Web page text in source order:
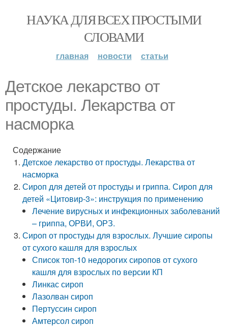
НАУКА ДЛЯ ВСЕХ ПРОСТЫМИ
СЛОВАМИ
главная новости статьи
Детское лекарство от
простуды. Лекарства от
насморка
Содержание
Детское лекарство от простуды. Лекарства от
насморка
Сироп для детей от простуды и гриппа. Сироп для
детей «Цитовир-3»: инструкция по применению
Лечение вирусных и инфекционных заболеваний
– гриппа, ОРВИ, ОРЗ.
Сироп от простуды для взрослых. Лучшие сиропы
от сухого кашля для взрослых
Список топ-10 недорогих сиропов от сухого
кашля для взрослых по версии КП
Линкас сироп
Лазолван сироп
Пертуссин сироп
Амтерсол сироп